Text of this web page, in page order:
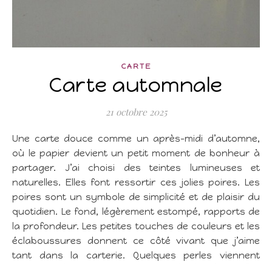
CARTE
Carte automnale
21 octobre 2025
Une carte douce comme un après-midi d’automne,
où le papier devient un petit moment de bonheur à
partager. J’ai choisi des teintes lumineuses et
naturelles. Elles font ressortir ces jolies poires. Les
poires sont un symbole de simplicité et de plaisir du
quotidien. Le fond, légèrement estompé, rapports de
la profondeur. Les petites touches de couleurs et les
éclaboussures donnent ce côté vivant que j’aime
tant dans la carterie. Quelques perles viennent